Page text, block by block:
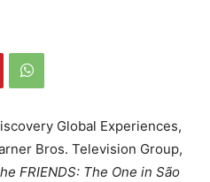
Global Experiences,
Bros. Television Group,
FRIENDS: The One in São